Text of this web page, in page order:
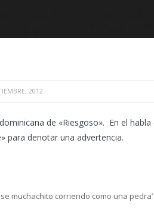
2012
de «Riesgoso». En el
para denotar una advertencia.
muchachito corriendo como una